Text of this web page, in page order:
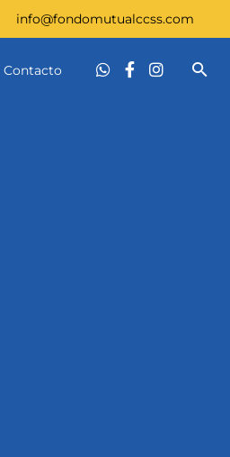
info@fondomutualccss.com
Contacto